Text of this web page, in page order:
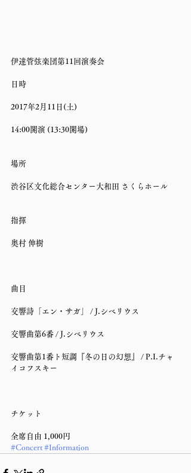
伊達管弦楽団第11回演奏会
日時
2017年2月11日(土)
14:00開演 (13:30開場)
場所
渋谷区文化総合センター大和田 さくらホール
指揮
奥村 伸樹
曲目
交響詩「エン・サガ」 / J.シベリウス
交響曲第6番 / J.シベリウス
交響曲第1番ト短調『冬の日の幻想』 / P.I.チャ
イコフスキー
チケット
全席自由 1,000円
#Concert #Information